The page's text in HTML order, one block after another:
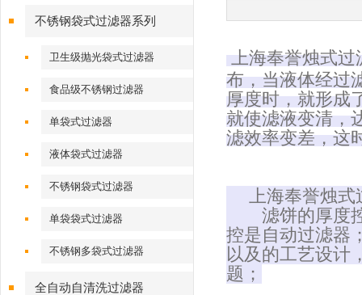
不锈钢袋式过滤器系列
卫生级抛光袋式过滤器
食品级不锈钢过滤器
单袋式过滤器
液体袋式过滤器
不锈钢袋式过滤器
单袋袋式过滤器
不锈钢多袋式过滤器
全自动自清洗过滤器
上海奉誉烛式过
布，当液体经过
厚度时，就形成
就使滤液变清，
滤效率变差，这
上海奉誉烛式
滤饼的厚度控
控是 自动过滤器
以及的工艺设计
题；